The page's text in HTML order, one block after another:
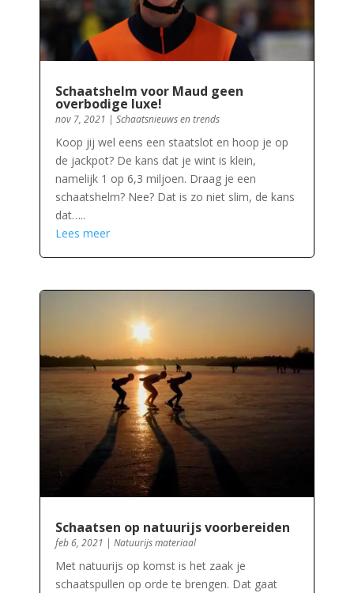
Schaatshelm voor Maud geen
overbodige luxe!
nov 7, 2021 | Schaatsnieuws en trends
Koop jij wel eens een staatslot en hoop je op
de jackpot? De kans dat je wint is klein,
namelijk 1 op 6,3 miljoen. Draag je een
schaatshelm? Nee? Dat is zo niet slim, de kans
dat…..
Lees meer
Schaatsen op natuurijs voorbereiden
feb 6, 2021 | Natuurijs materiaal
Met natuurijs op komst is het zaak je
schaatspullen op orde te brengen. Dat gaat